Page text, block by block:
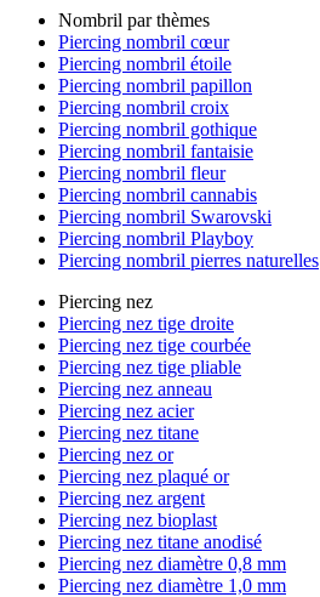
Nombril par thèmes
Piercing nombril cœur
Piercing nombril étoile
Piercing nombril papillon
Piercing nombril croix
Piercing nombril gothique
Piercing nombril fantaisie
Piercing nombril fleur
Piercing nombril cannabis
Piercing nombril Swarovski
Piercing nombril Playboy
Piercing nombril pierres naturelles
Piercing nez
Piercing nez tige droite
Piercing nez tige courbée
Piercing nez tige pliable
Piercing nez anneau
Piercing nez acier
Piercing nez titane
Piercing nez or
Piercing nez plaqué or
Piercing nez argent
Piercing nez bioplast
Piercing nez titane anodisé
Piercing nez diamètre 0,8 mm
Piercing nez diamètre 1,0 mm